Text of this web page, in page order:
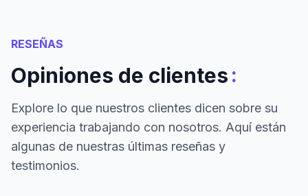
RESEÑAS
Opiniones de clientes:
Explore lo que nuestros clientes dicen sobre su
experiencia trabajando con nosotros. Aquí están
algunas de nuestras últimas reseñas y
testimonios.